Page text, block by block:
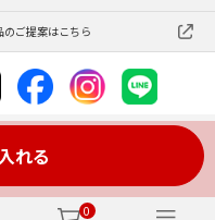
0
れる
のご提案はこちら